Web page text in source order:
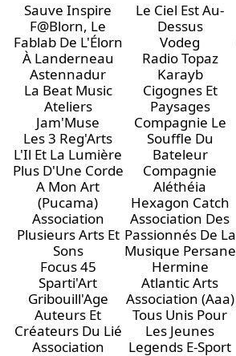
Sauve Inspire
F@Blorn, Le
Fablab De L'Élorn
À Landerneau
Astennadur
La Beat Music
Ateliers
Jam'Muse
Les 3 Reg'Arts
L'Il Et La Lumière
Plus D'Une Corde
A Mon Art
(Pucama)
Association
Plusieurs Arts Et
Sons
Focus 45
Sparti'Art
Gribouill'Age
Auteurs Et
Créateurs Du Lié
Association
Le Ciel Est Au-
Dessus
Vodeg
Radio Topaz
Karayb
Cigognes Et
Paysages
Compagnie Le
Souffle Du
Bateleur
Compagnie
Aléthéia
Hexagon Catch
Association Des
Passionnés De La
Musique Persane
Hermine
Atlantic Arts
Association (Aaa)
Tous Unis Pour
Les Jeunes
Legends E-Sport